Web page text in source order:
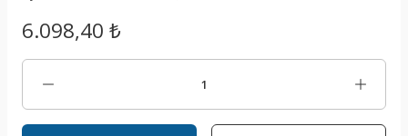
6.098,40 ₺